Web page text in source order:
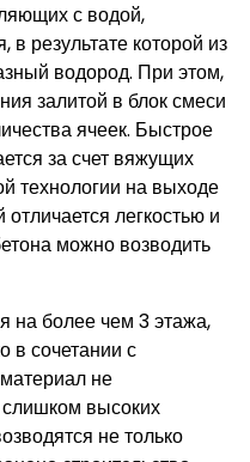
с водой,
в результате которой из
водород. При этом,
залитой в блок смеси
ячеек. Быстрое
за счет вяжущих
технологии на выходе
легкостью и
можно возводить
на более чем 3 этажа,
в сочетании с
не
высоких
не только